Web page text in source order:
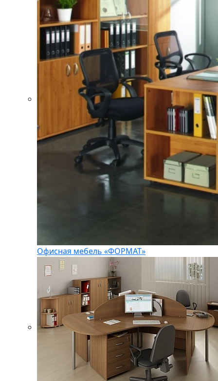
Офисная мебель «ФОРМАТ»